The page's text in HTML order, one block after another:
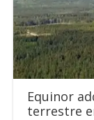
Equinor
terrestre